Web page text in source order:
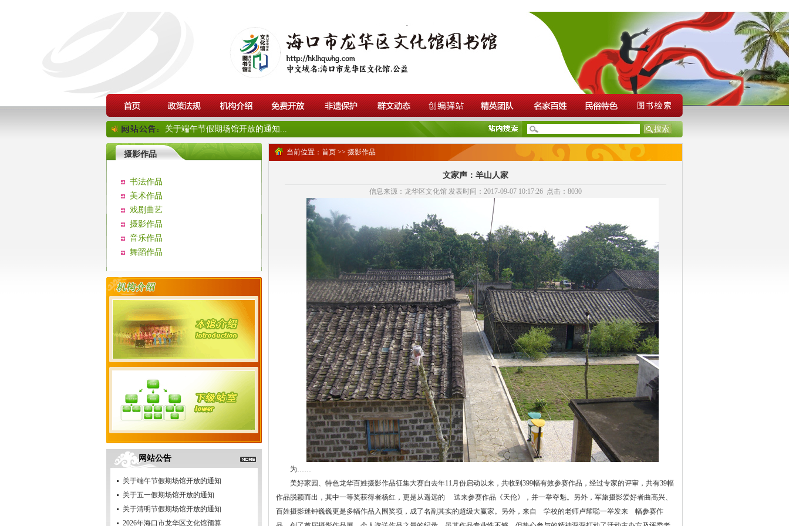
关于端午节假期场馆开放的通知...
摄影作品
书法作品
美术作品
戏剧曲艺
摄影作品
音乐作品
舞蹈作品
网站公告
关于端午节假期场馆开放的通知
关于五一假期场馆开放的通知
关于清明节假期场馆开放的通知
2026年海口市龙华区文化馆预算
当前位置： 首页 >> 摄影作品
文家声：羊山人家
信息来源：龙华区文化馆 发表时间：2017-09-07 10:17:26 点击：8030
为……
美好家园、特色龙华百姓摄影作品征集大赛自去年11月份启动以来，共收到399幅有效参赛作品，经过专家的评审，共有39幅
作品脱颖而出，其中一等奖获得者杨红，更是从遥远的 送来参赛作品《天伦》，并一举夺魁。另外，军旅摄影爱好者曲高兴、
百姓摄影迷钟巍巍更是多幅作品入围奖项，成了名副其实的超级大赢家。另外，来自 学校的老师卢耀聪一举发来 幅参赛作